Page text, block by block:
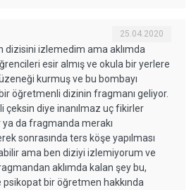
25.04.2020
dizisini izlemedim ama aklımda
esir almış ve okula bir yerlere
kurmuş ve bu bombayı
öğretmenli dizinin fragmanı geliyor.
çeksin diye inanılmaz uç fikirler
ya da fragmanda merakı
sonrasında ters köşe yapılması
ama ben diziyi izlemiyorum ve
aklımda kalan şey bu,
psikopat bir öğretmen hakkında